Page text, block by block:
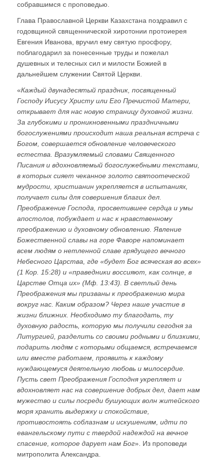
собравшимся с проповедью.
Глава Православной Церкви Казахстана поздравил с
годовщиной священнической хиротонии протоиерея
Евгения Иванова, вручил ему святую просфору,
поблагодарил за понесенные труды и пожелал
душевных и телесных сил и милости Божией в
дальнейшем служении Святой Церкви.
«Каждый двунадесятый праздник, посвященный
Господу Иисусу Христу или Его Пречистой Матери,
открывает для нас новую страницу духовной жизни.
За глубокими и проникновенными праздничными
богослужениями происходит наша реальная встреча с
Богом, совершается обновление человеческого
естества. Вразумляемый словами Священного
Писания и вдохновляемый богослужебными текстами,
в которых сияет чеканное золото святоотеческой
мудрости, христианин укрепляется в испытаниях,
получает силы для совершения благих дел.
Преображение Господа, просветившее сердца и умы
апостолов, побуждает и нас к нравственному
преображению и духовному обновлению. Явление
Божественной славы на горе Фаворе напоминает
всем людям о нетленной славе грядущего вечного
Небесного Царства, где «будет Бог всяческая во всех»
(1 Кор. 15:28) и «праведники воссияют, как солнце, в
Царстве Отца их» (Мф. 13:43). В светлый день
Преображения мы призваны к преображению мира
вокруг нас. Каким образом? Через наше участие в
жизни ближних. Необходимо ту благодать, ту
духовную радость, которую мы получили сегодня за
Литургией, разделить со своими родными и близкими,
подарить людям с которыми общаемся, встречаемся
или вместе работаем, проявить к каждому
нуждающемуся деятельную любовь и милосердие.
Пусть свет Преображения Господня укрепляет и
вдохновляет нас на совершение добрых дел, дает нам
мужество и силы посреди бушующих волн житейского
моря хранить выдержку и спокойствие,
противостоять соблазнам и искушениям, идти по
евангельскому пути с твердой надеждой на вечное
спасение, которое дарует нам Бог». Из проповеди
митрополита Александра.